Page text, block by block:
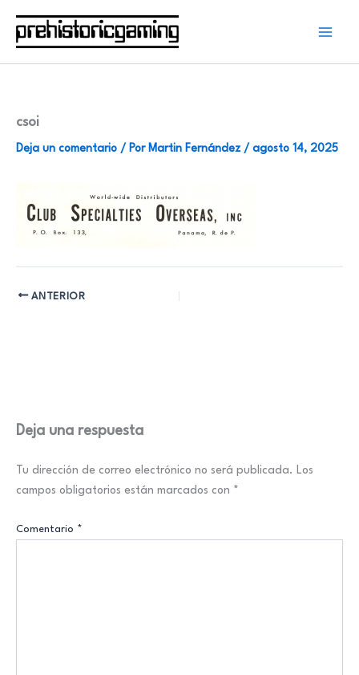
contenido
csoi
Deja un comentario / Por Martin Fernández / agosto 14, 2025
ANTERIOR
Deja una respuesta
Tu dirección de correo electrónico no será publicada. Los
campos obligatorios están marcados con *
Comentario *